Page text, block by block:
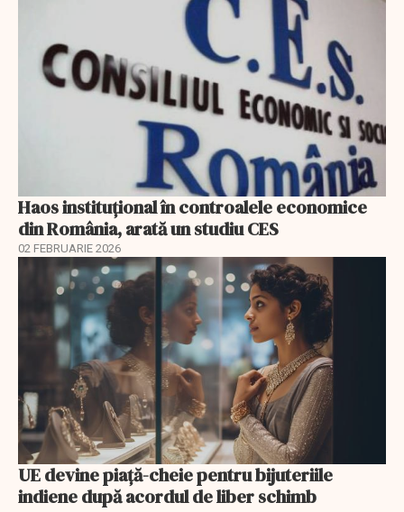
Haos instituțional în controalele economice
din România, arată un studiu CES
02 FEBRUARIE 2026
UE devine piață-cheie pentru bijuteriile
indiene după acordul de liber schimb